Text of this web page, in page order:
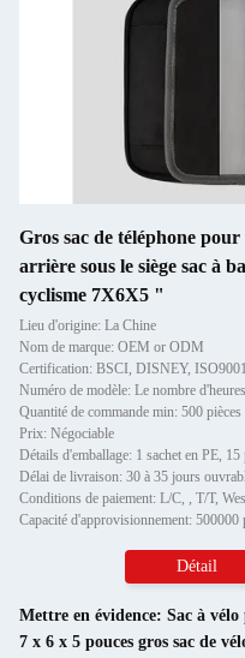
Gros sac de téléphone
arrière sous le siège sac à
cyclisme 7X6X5 "
Lieu d'origine: La Chine
Nom de marque: OEM or ODM
Certification: BSCI, DISNEY, ISO9001
Numéro de modèle: Le nombre
Quantité de commande min: 500 pièces
Prix: Négociable
Détails d'emballage: 1 sachet en PE,
Délai de livraison: 30 à 35 jours
Conditions de paiement: L/C, , T/T,
Capacité d'approvisionnement: 500000
Détail
Mettre en évidence: Sac à
7 x 6 x 5 pouces gros sac de